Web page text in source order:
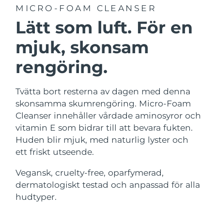
MICRO-FOAM CLEANSER
Lätt som luft. För en
mjuk, skonsam
rengöring.
Tvätta bort resterna av dagen med denna
skonsamma skumrengöring. Micro-Foam
Cleanser innehåller vårdade aminosyror och
vitamin E som bidrar till att bevara fukten.
Huden blir mjuk, med naturlig lyster och
ett friskt utseende.
Vegansk, cruelty-free, oparfymerad,
dermatologiskt testad och anpassad för alla
hudtyper.